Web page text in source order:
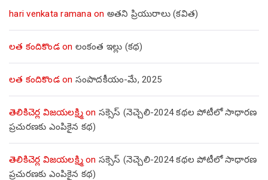
hari venkata ramanaon అతని ప్రియురాలు (కవిత)
లత కందికొండon లంకంత ఇల్లు (కథ)
లత కందికొండon సంపాదకీయం-మే, 2025
తెలికిచెర్ల విజయలక్ష్మిon సక్సెస్ (నెచ్చెలి-2024 కథల పోటీలో సాధారణ
ప్రచురణకు ఎంపికైన కథ)
తెలికిచెర్ల విజయలక్ష్మిon సక్సెస్ (నెచ్చెలి-2024 కథల పోటీలో సాధారణ
ప్రచురణకు ఎంపికైన కథ)